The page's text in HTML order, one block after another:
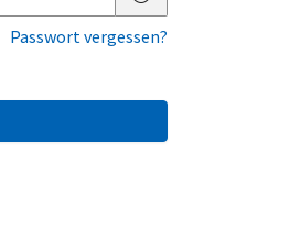
Passwort anzeigen
Passwort vergessen?